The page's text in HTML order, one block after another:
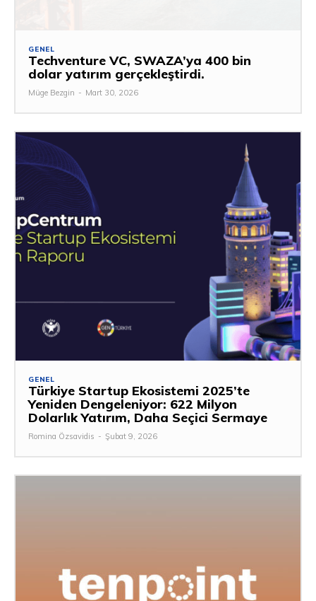
GENEL
Techventure VC, SWAZA’ya 400 bin
dolar yatırım gerçekleştirdi.
Müge Bezgin - Mart 30, 2026
GENEL
Türkiye Startup Ekosistemi 2025’te
Yeniden Dengeleniyor: 622 Milyon
Dolarlık Yatırım, Daha Seçici Sermaye
Romina Özsavidis - Şubat 9, 2026